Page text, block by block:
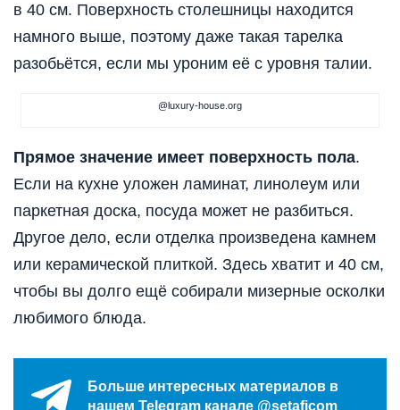
в 40 см. Поверхность столешницы находится
намного выше, поэтому даже такая тарелка
разобьётся, если мы уроним её с уровня талии.
@luxury-house.org
Прямое значение имеет поверхность пола.
Если на кухне уложен ламинат, линолеум или
паркетная доска, посуда может не разбиться.
Другое дело, если отделка произведена камнем
или керамической плиткой. Здесь хватит и 40 см,
чтобы вы долго ещё собирали мизерные осколки
любимого блюда.
Больше интересных материалов в
нашем Telegram канале @setaficom